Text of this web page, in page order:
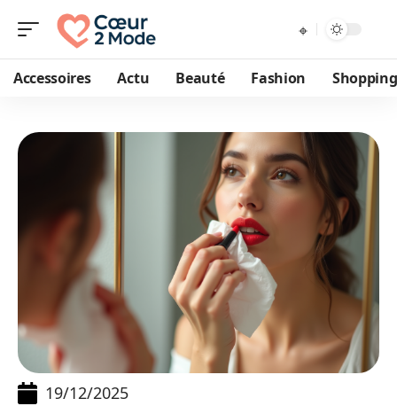
Accessoires Actu Beauté Fashion Shopping
19/12/2025